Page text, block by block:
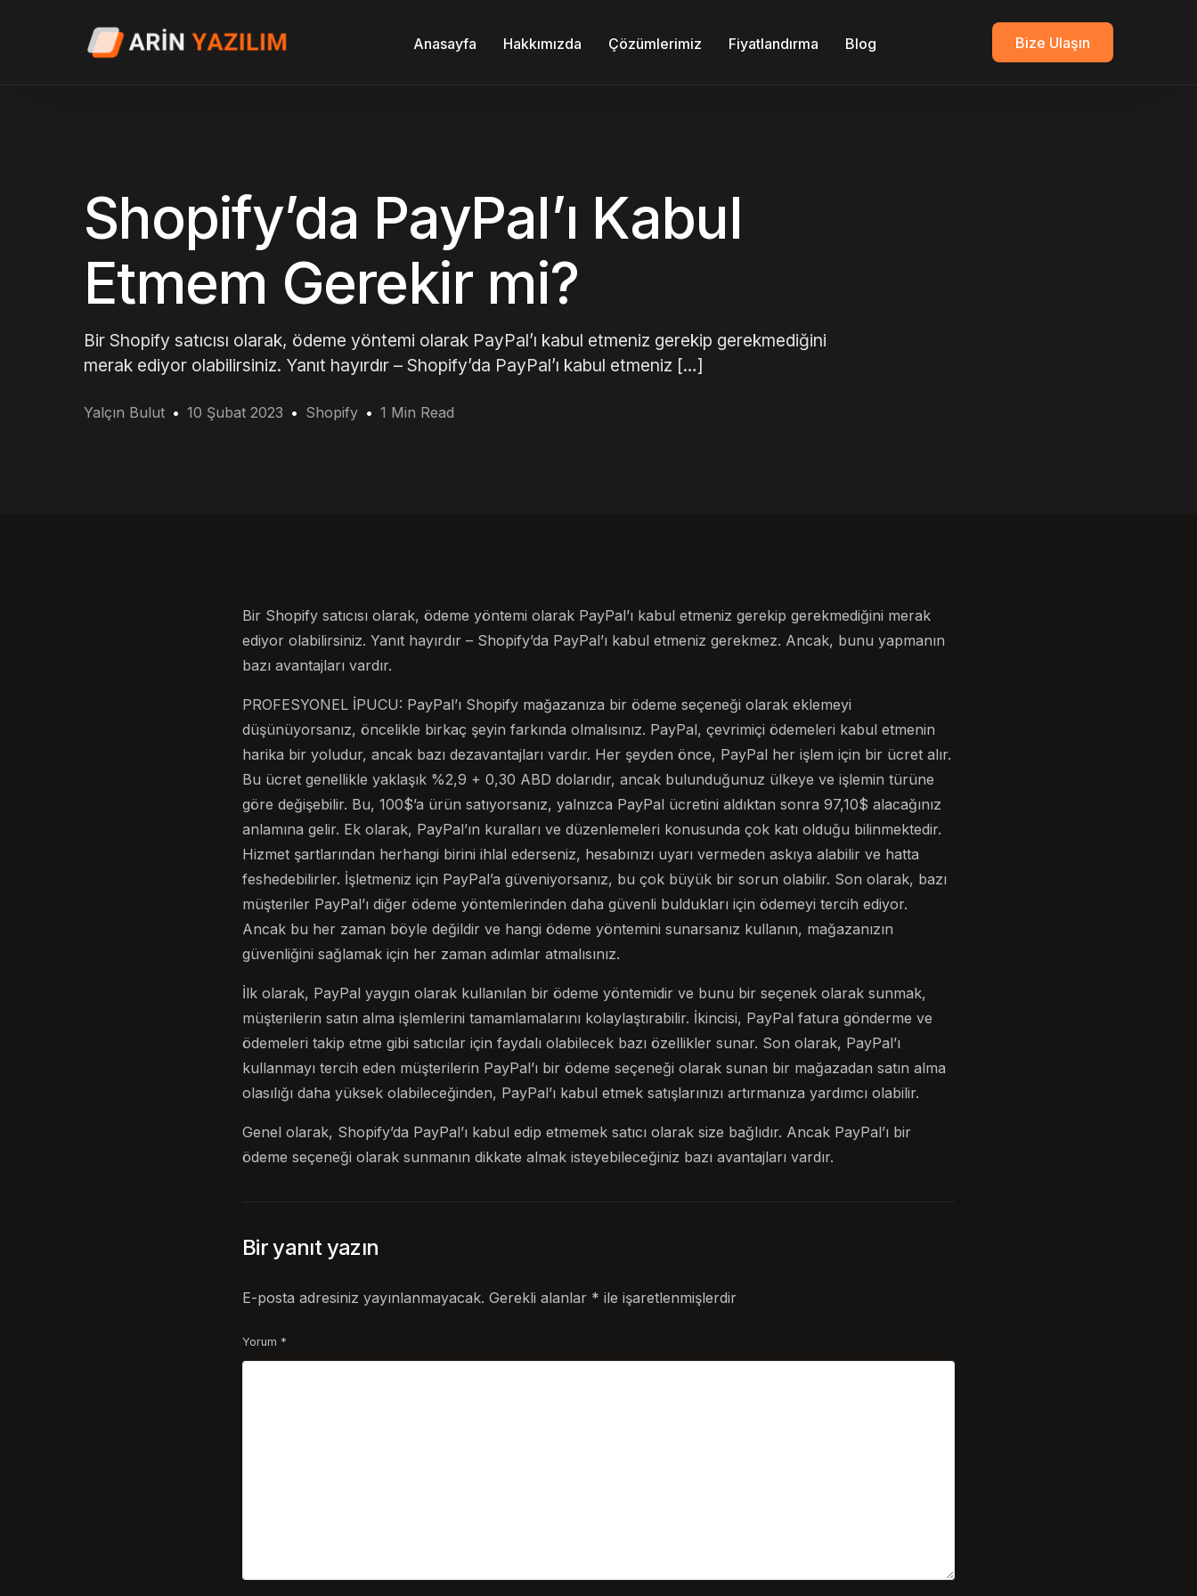
Anasayfa Hakkımızda Çözümlerimiz Fiyatlandırma Blog Bize Ulaşın
Shopify’da PayPal’ı Kabul
Etmem Gerekir mi?
Bir Shopify satıcısı olarak, ödeme yöntemi olarak PayPal’ı kabul etmeniz gerekip gerekmediğini
merak ediyor olabilirsiniz. Yanıt hayırdır – Shopify’da PayPal’ı kabul etmeniz […]
Yalçın Bulut 10 Şubat 2023 Shopify 1 Min Read
Bir Shopify satıcısı olarak, ödeme yöntemi olarak PayPal’ı kabul etmeniz gerekip gerekmediğini merak
ediyor olabilirsiniz. Yanıt hayırdır – Shopify’da PayPal’ı kabul etmeniz gerekmez. Ancak, bunu yapmanın
bazı avantajları vardır.
PROFESYONEL İPUCU: PayPal’ı Shopify mağazanıza bir ödeme seçeneği olarak eklemeyi
düşünüyorsanız, öncelikle birkaç şeyin farkında olmalısınız. PayPal, çevrimiçi ödemeleri kabul etmenin
harika bir yoludur, ancak bazı dezavantajları vardır. Her şeyden önce, PayPal her işlem için bir ücret alır.
Bu ücret genellikle yaklaşık %2,9 + 0,30 ABD dolarıdır, ancak bulunduğunuz ülkeye ve işlemin türüne
göre değişebilir. Bu, 100$’a ürün satıyorsanız, yalnızca PayPal ücretini aldıktan sonra 97,10$ alacağınız
anlamına gelir. Ek olarak, PayPal’ın kuralları ve düzenlemeleri konusunda çok katı olduğu bilinmektedir.
Hizmet şartlarından herhangi birini ihlal ederseniz, hesabınızı uyarı vermeden askıya alabilir ve hatta
feshedebilirler. İşletmeniz için PayPal’a güveniyorsanız, bu çok büyük bir sorun olabilir. Son olarak, bazı
müşteriler PayPal’ı diğer ödeme yöntemlerinden daha güvenli buldukları için ödemeyi tercih ediyor.
Ancak bu her zaman böyle değildir ve hangi ödeme yöntemini sunarsanız kullanın, mağazanızın
güvenliğini sağlamak için her zaman adımlar atmalısınız.
İlk olarak, PayPal yaygın olarak kullanılan bir ödeme yöntemidir ve bunu bir seçenek olarak sunmak,
müşterilerin satın alma işlemlerini tamamlamalarını kolaylaştırabilir. İkincisi, PayPal fatura gönderme ve
ödemeleri takip etme gibi satıcılar için faydalı olabilecek bazı özellikler sunar. Son olarak, PayPal’ı
kullanmayı tercih eden müşterilerin PayPal’ı bir ödeme seçeneği olarak sunan bir mağazadan satın alma
olasılığı daha yüksek olabileceğinden, PayPal’ı kabul etmek satışlarınızı artırmanıza yardımcı olabilir.
Genel olarak, Shopify’da PayPal’ı kabul edip etmemek satıcı olarak size bağlıdır. Ancak PayPal’ı bir
ödeme seçeneği olarak sunmanın dikkate almak isteyebileceğiniz bazı avantajları vardır.
Bir yanıt yazın
E-posta adresiniz yayınlanmayacak. Gerekli alanlar * ile işaretlenmişlerdir
Yorum *